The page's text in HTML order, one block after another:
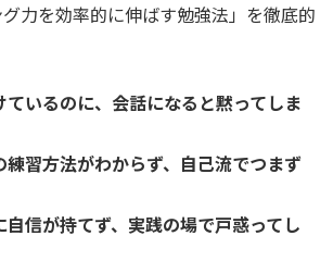
グ力を効率的に伸ばす勉強法」を徹底的
いるのに、会話になると黙ってしま
練習方法がわからず、自己流でつまず
信が持てず、実践の場で戸惑ってし